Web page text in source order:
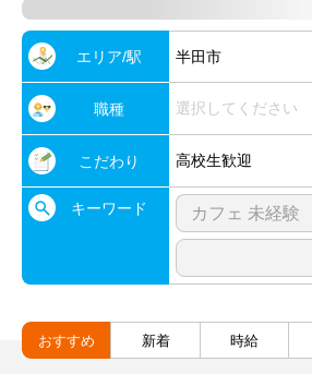
エリア/駅 半田市
職種 選択してください
こだわり 高校生歓迎
キーワード
おすすめ 新着 時給